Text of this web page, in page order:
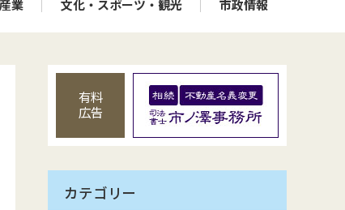
業 文化・スポーツ・観光 市政情報
有料
広告
カテゴリー